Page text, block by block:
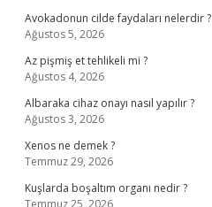
Avokadonun cilde faydaları nelerdir ?
Ağustos 5, 2026
Az pişmiş et tehlikeli mi ?
Ağustos 4, 2026
Albaraka cihaz onayı nasıl yapılır ?
Ağustos 3, 2026
Xenos ne demek ?
Temmuz 29, 2026
Kuşlarda boşaltım organı nedir ?
Temmuz 25, 2026